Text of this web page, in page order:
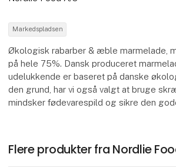
Markedspladsen
Økologisk rabarber & æble marmelade,
på hele 75%. Dansk produceret
udelukkende er baseret på danske
den grund, har vi også valgt at bruge
mindsker fødevarespild og sikre den
Flere produkter fra Nordlie